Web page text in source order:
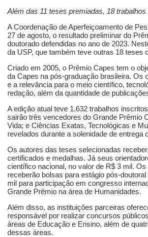
Além das 11 teses premiadas, 18
A Coordenação de Aperfeiçoamento de
27 de agosto, o resultado preliminar do
doutorado defendidas no ano de 2023.
da USP, que também teve outras 18
Criado em 2005, o Prêmio Capes tem o
da Capes na pós-graduação brasileira. Os
e a relevância para o meio científico,
redação, além da quantidade de
A edição atual teve 1.632 trabalhos
sairão três vencedores do Grande Prêmio
Vida; e Ciências Exatas, Tecnológicas e
revelados durante a solenidade de
Os autores das teses selecionadas
certificados e medalhas. Já seus
científico nacional, no valor de R$ 3 mil.
receberão bolsas para estágio pós-
mil para participação em congresso
Grande Prêmio na área de Humanidades.
Além disso, as instituições parceiras
responsável por realizar concursos
áreas de Educação e Ensino, além de
dessas áreas.